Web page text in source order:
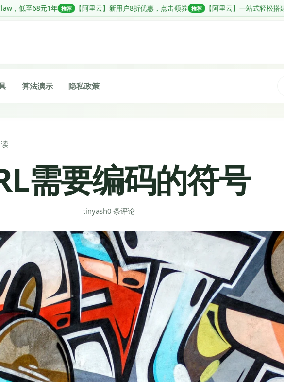
【阿里云】新用户8折优惠，点击领券 推荐 【阿里云】一站式轻松搭建企业级 AI Agent 推荐
算法演示 隐私政策
需要编码的符号
tinyash0 条评论